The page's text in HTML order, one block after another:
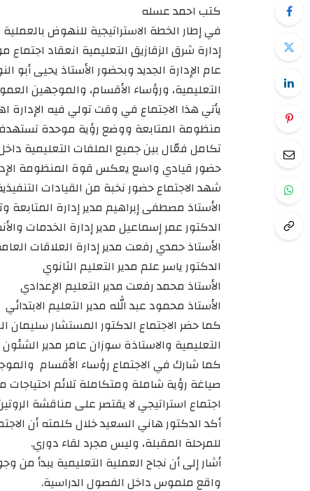
كتب احمد عسله
في إطار الخطة الاستراتيجية للنهوض
إدارة شرق الزقازيق التعليمية انعقاد
عام الإدارة الجديد وبحضور الأستاذ يحيى أبو
التعليمية، ورؤساء الأقسام، والموجهين
يأتي هذا الاجتماع في وقت تولي فيه الإدارة
منظومة المتابعة ووضع رؤية موحدة
تكامل فعّال بين جميع الملفات التعليمية داخل
حضور قيادي واسع يعكس قوة المنظومة
شهد الاجتماع حضور نخبة من القيادات
الأستاذ مصطفى إبراهيم مدير إدارة المتابعة
الدكتور عمر إسماعيل مدير إدارة الخدمات
الأستاذ حمدي رفعت مدير إدارة العلاقات
الدكتور ياسر علم مدير التعليم الثانوي
الأستاذ محمد رفعت مدير التعليم الإعدادي
الأستاذ محمود عبد الله مدير التعليم الابتدائي
كما حضر الاجتماع الدكتور المستشار سليمان
التعليمية والاستاذة سوزان عامر مدير الشئون
كما شارك في الاجتماع رؤساء الأقسام
صياغة رؤية شاملة ومتكاملة تلائم احتياجات
اجتماع استراتيجي لا يقتصر على مناقشة
أكد الدكتور هاني السعيد خلال كلمته أن
للمرحلة المقبلة، وليس مجرد لقاء دوري.
أشار إلى أن نجاح العملية التعليمية يبدأ
واقع ملموس داخل الفصول الدراسية.